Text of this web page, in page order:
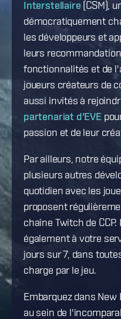
Interstellaire (CSM),
démocratiquement
les développeurs et
leurs
fonctionnalités et de
joueurs créateurs de
aussi invités à
partenariat d'EVE
passion et de leur
Par ailleurs, notre
plusieurs autres
quotidien avec les
proposent
chaîne Twitch de CCP.
également à votre
jours sur 7, dans
charge par le jeu.
Embarquez dans
au sein de